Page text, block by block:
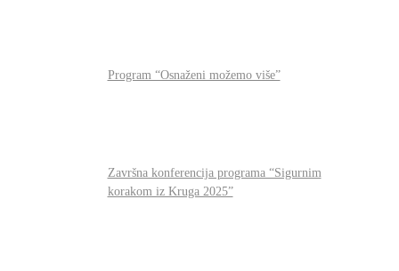
Program “Osnaženi možemo više”
Završna konferencija programa “Sigurnim
korakom iz Kruga 2025”